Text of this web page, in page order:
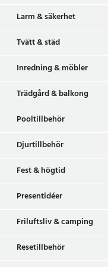
Larm & säkerhet
Tvätt & städ
Inredning & möbler
Trädgård & balkong
Pooltillbehör
Djurtillbehör
Fest & högtid
Presentidéer
Friluftsliv & camping
Resetillbehör